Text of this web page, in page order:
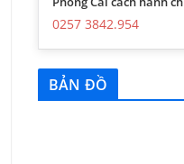
0257 3842.954
BẢN ĐỒ